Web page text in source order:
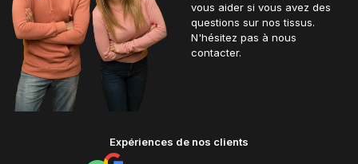
vous aider si vous avez des
questions sur nos tissus.
N'hésitez pas à nous
contacter.
Expériences de nos clients